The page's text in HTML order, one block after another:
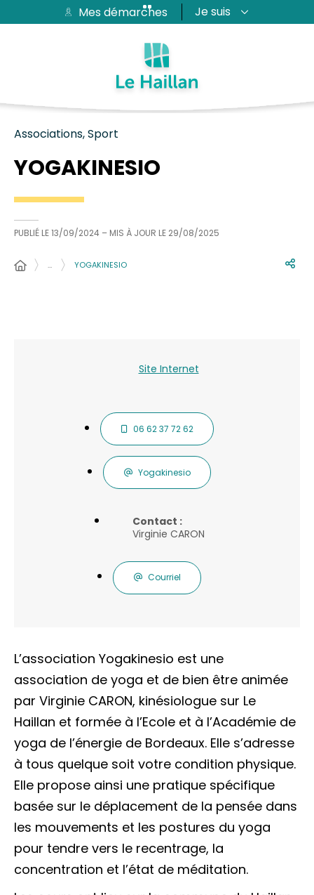
Aide et accessibilité
Passer au menu
Passer au contenuMes démarches Je suis
Associations, Sport
YOGAKINESIO
PUBLIÉ LE13/09/2024 – MIS À JOUR LE 29/08/2025
… YOGAKINESIO
Site Internet
06 62 37 72 62
Yogakinesio
Contact :
Virginie CARON
Courriel
L’association Yogakinesio est une
association de yoga et de bien être animée
par Virginie CARON, kinésiologue sur Le
Haillan et formée à l’Ecole et à l’Académie de
yoga de l’énergie de Bordeaux. Elle s’adresse
à tous quelque soit votre condition physique.
Elle propose ainsi une pratique spécifique
basée sur le déplacement de la pensée dans
les mouvements et les postures du yoga
pour tendre vers le recentrage, la
concentration et l’état de méditation.